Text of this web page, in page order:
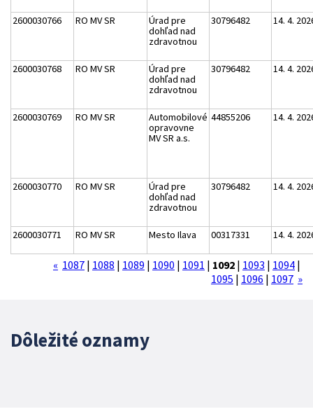
2600030766 RO MV SR
Úrad pre
dohľad nad
zdravotnou
30796482 14. 4.
2600030768 RO MV SR
Úrad pre
dohľad nad
zdravotnou
30796482 14. 4.
2600030769 RO MV SR
Automobilové
opravovne
MV SR a.s.
44855206 14. 4.
2600030770 RO MV SR
Úrad pre
dohľad nad
zdravotnou
30796482 14. 4.
2600030771 RO MV SR Mesto Ilava 00317331 14. 4.
« 1087 | 1088 | 1089 | 1090 | 1091 | 1092 | 1093 | 1094 |
1095 | 1096 | 1097 »
Dôležité oznamy